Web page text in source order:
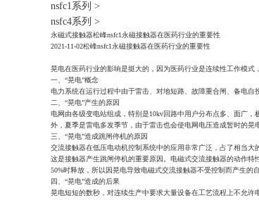
nsfc1系列 >
nsfc4系列 >
永磁式接触器松峰nsfc1永磁接触器在医药行业的重要性
2021-11-02松峰nsfc1永磁接触器在医药行业的重要性
晃电在医药行业的影响是挺大的，因为医药行业是连续性工作模
一、“晃电”概念
电力系统在运行过程中由于雷击、对地短路、故障重合闸、备电自
二、“晃电”产生的原因
电网由各级变电站组成，特别是10kv回路中用户分布点多、面广
外，夏季是雷电多发季节，由于雷击也会使电网电压造成暂时的晃
三、“晃电”造成跳闸停机的原因
交流接触器在低压电动机控制系统中的应用非常广泛，占了相当
这是接触器产生跳闸停机的重要原因。电磁式交流接触器的动作特
50%时释放，所以因晃电导致电磁式交流接触器不受控制而产生的
四、“晃电”造成的后果
晃电短短的数秒，对连续生产中要求大量设备在工艺流程上不允